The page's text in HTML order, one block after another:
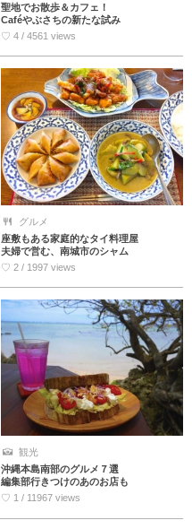
聖地でお散歩＆カフェ！
Caféやぶさちの新たな試み
♡ 4 / 4561 views
グルメ
座敷もある家庭的なタイ料理屋
夫婦で営む、南城市のシャム
♡ 2 / 1997 views
観光
沖縄本島南部のグルメ７選
編集部行きつけのあのお店も
♡ 1 / 11967 views